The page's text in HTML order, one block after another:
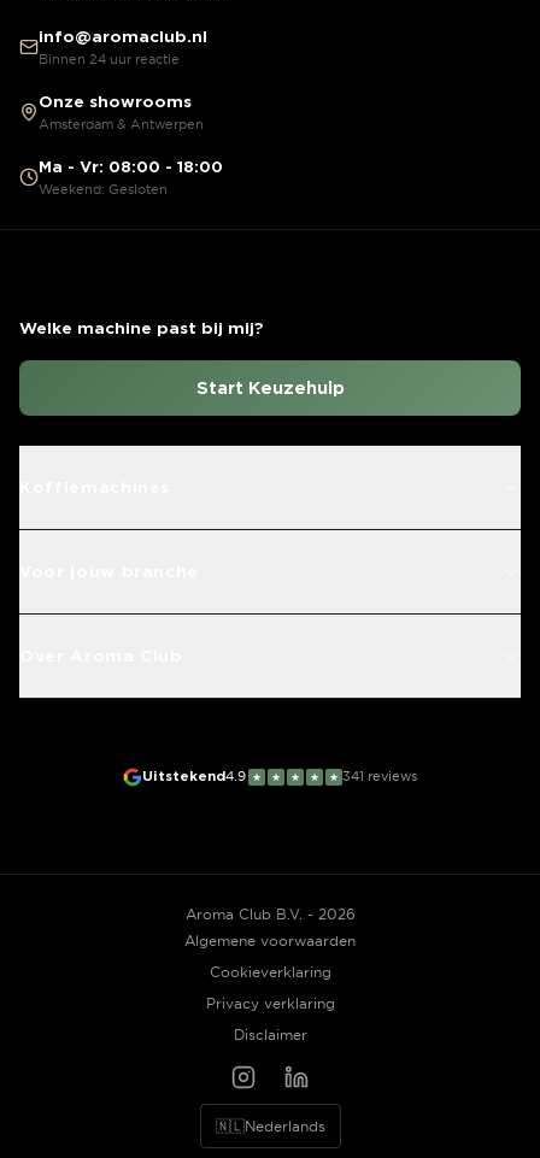
info@aromaclub.nl
Binnen 24 uur reactie
Onze showrooms
Amsterdam & Antwerpen
Ma - Vr: 08:00 - 18:00
Weekend: Gesloten
Welke machine past bij mij?
Start Keuzehulp
Uitstekend4.9 ★ ★ ★ ★ ★ 341 reviews
Aroma Club B.V. - 2026
Algemene voorwaarden
Cookieverklaring
Privacy verklaring
Disclaimer
🇳🇱Nederlands